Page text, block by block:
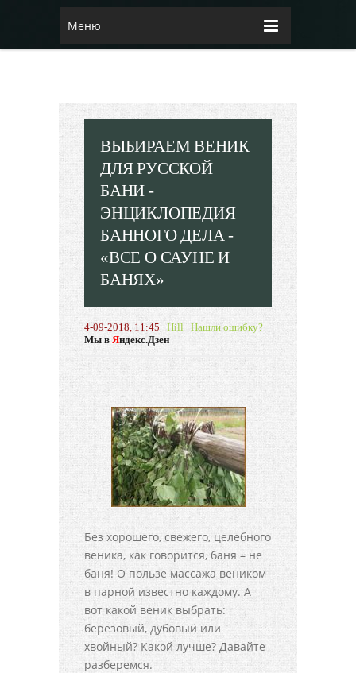
Меню
ВЫБИРАЕМ ВЕНИК
ДЛЯ РУССКОЙ
БАНИ -
ЭНЦИКЛОПЕДИЯ
БАННОГО ДЕЛА -
«ВСЕ О САУНЕ И
БАНЯХ»
4-09-2018, 11:45 Hill Нашли ошибку?
Мы в Яндекс.Дзен
Без хорошего, свежего, целебного
веника, как говорится, баня – не
баня! О пользе массажа веником
в парной известно каждому. А
вот какой веник выбрать:
березовый, дубовый или
хвойный? Какой лучше? Давайте
разберемся.